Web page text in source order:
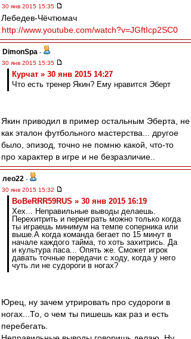
30 янв 2015 15:35
Лебедев-Чёчтюмач
http://www.youtube.com/watch?v=JGftIcp2SC0
DimonSpa -
30 янв 2015 15:35
Курчат » 30 янв 2015 14:27
Что есть тренер Якин? Ему нравится Эберт
Якин приводил в пример остальным Эберта, не
как эталон футбольного мастерства... другое
было, эпизод, точно не помню какой, что-то
про характер в игре и не безразличие..
лео22 -
30 янв 2015 15:32
BoBeRRR59RUS » 30 янв 2015 16:19
Хех... Неправильные выводы делаешь.
Перехитрить и переиграть можно только когда
ты играешь минимум на темпе соперника или
выше.А когда команда бегает по 15 минут в
начале каждого тайма, то хоть захитрись. Да
и культура паса... Опять же. Сможет игрок
давать точные передачи с ходу, когда у него
чуть ли не судороги в ногах?
Юрец, ну зачем утрировать про судороги в
ногах...То, о чем ты пишешь как раз и есть
перебегать.